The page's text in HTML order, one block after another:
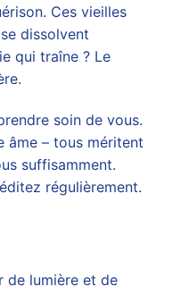
Ces vieilles
dissolvent
qui traîne ? Le
soin de vous.
âme – tous méritent
suffisamment.
régulièrement.
de lumière et de